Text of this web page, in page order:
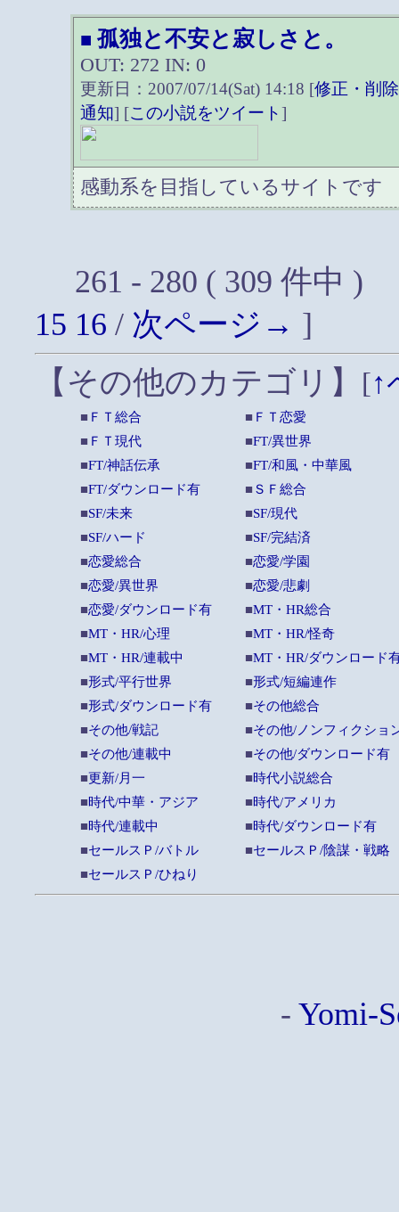
■ 孤独と不安と寂しさと。
OUT: 272 IN: 0
更新日：2007/07/14(Sat) 14:18 [修正・削除
通知] [この小説をツイート]
感動系を目指しているサイトです
261 - 280 ( 309 件中
15 16 / 次ページ→ ]
【その他のカテゴリ】
[↑
■ＦＴ総合 ■ＦＴ恋愛
■ＦＴ現代 ■FT/異世界
■FT/神話伝承 ■FT/和風・中華風
■FT/ダウンロード有 ■ＳＦ総合
■SF/未来 ■SF/現代
■SF/ハード ■SF/完結済
■恋愛総合 ■恋愛/学園
■恋愛/異世界 ■恋愛/悲劇
■恋愛/ダウンロード有 ■MT・HR総合
■MT・HR/心理 ■MT・HR/怪奇
■MT・HR/連載中 ■MT・HR/ダウンロード
■形式/平行世界 ■形式/短編連作
■形式/ダウンロード有 ■その他総合
■その他/戦記 ■その他/ノンフィクショ
■その他/連載中 ■その他/ダウンロード有
■更新/月一 ■時代小説総合
■時代/中華・アジア ■時代/アメリカ
■時代/連載中 ■時代/ダウンロード有
■セールスＰ/バトル ■セールスＰ/陰謀・戦略
■セールスＰ/ひねり
- Yomi-